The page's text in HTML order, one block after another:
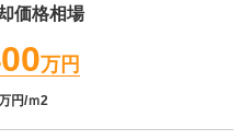
価格相場
万円
円/ｍ2